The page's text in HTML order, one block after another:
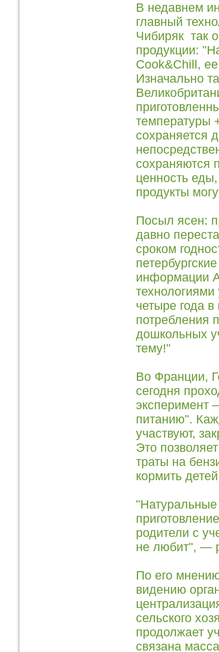
В недавнем
главный
Чибиряк так
продукции:
Cook&Chill,
Изначально
температуры
сохраняется
сохраняются
ценность
продукты
Посыл ясен:
давно
сроком
информации
четыре года
потребления
дошкольных
тему!"
Во Франции,
сегодня
эксперимент
питанию".
участвуют,
Это
траты на
кормить
"Натуральные
родители с
не любит", —
По его
видению
сельского
продолжает
связана